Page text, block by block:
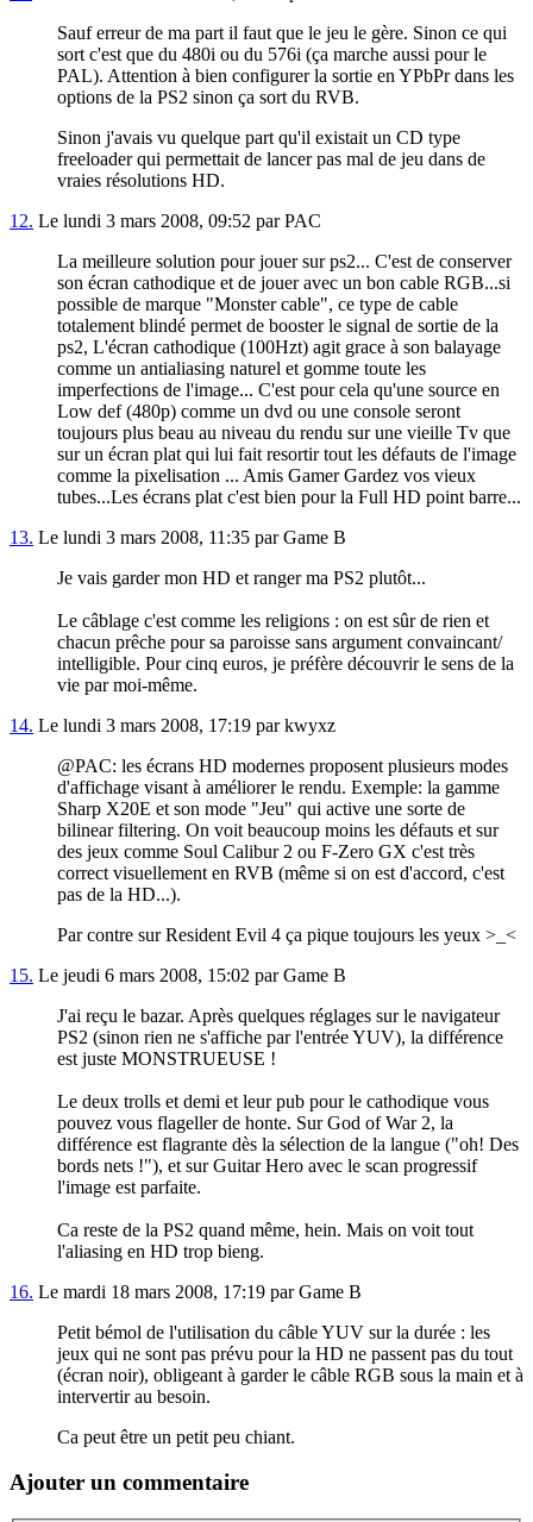
Sauf erreur de ma part il faut que le jeu le gère. Sinon ce qui
sort c'est que du 480i ou du 576i (ça marche aussi pour le
PAL). Attention à bien configurer la sortie en YPbPr dans les
options de la PS2 sinon ça sort du RVB.
Sinon j'avais vu quelque part qu'il existait un CD type
freeloader qui permettait de lancer pas mal de jeu dans de
vraies résolutions HD.
12. Le lundi 3 mars 2008, 09:52 par PAC
La meilleure solution pour jouer sur ps2... C'est de conserver
son écran cathodique et de jouer avec un bon cable RGB...si
possible de marque "Monster cable", ce type de cable
totalement blindé permet de booster le signal de sortie de la
ps2, L'écran cathodique (100Hzt) agit grace à son balayage
comme un antialiasing naturel et gomme toute les
imperfections de l'image... C'est pour cela qu'une source en
Low def (480p) comme un dvd ou une console seront
toujours plus beau au niveau du rendu sur une vieille Tv que
sur un écran plat qui lui fait resortir tout les défauts de l'image
comme la pixelisation ... Amis Gamer Gardez vos vieux
tubes...Les écrans plat c'est bien pour la Full HD point barre...
13. Le lundi 3 mars 2008, 11:35 par Game B
Je vais garder mon HD et ranger ma PS2 plutôt...
Le câblage c'est comme les religions : on est sûr de rien et
chacun prêche pour sa paroisse sans argument convaincant/
intelligible. Pour cinq euros, je préfère découvrir le sens de la
vie par moi-même.
14. Le lundi 3 mars 2008, 17:19 par kwyxz
@PAC: les écrans HD modernes proposent plusieurs modes
d'affichage visant à améliorer le rendu. Exemple: la gamme
Sharp X20E et son mode "Jeu" qui active une sorte de
bilinear filtering. On voit beaucoup moins les défauts et sur
des jeux comme Soul Calibur 2 ou F-Zero GX c'est très
correct visuellement en RVB (même si on est d'accord, c'est
pas de la HD...).
Par contre sur Resident Evil 4 ça pique toujours les yeux >_<
15. Le jeudi 6 mars 2008, 15:02 par Game B
J'ai reçu le bazar. Après quelques réglages sur le navigateur
PS2 (sinon rien ne s'affiche par l'entrée YUV), la différence
est juste MONSTRUEUSE !
Le deux trolls et demi et leur pub pour le cathodique vous
pouvez vous flageller de honte. Sur God of War 2, la
différence est flagrante dès la sélection de la langue ("oh! Des
bords nets !"), et sur Guitar Hero avec le scan progressif
l'image est parfaite.
Ca reste de la PS2 quand même, hein. Mais on voit tout
l'aliasing en HD trop bieng.
16. Le mardi 18 mars 2008, 17:19 par Game B
Petit bémol de l'utilisation du câble YUV sur la durée : les
jeux qui ne sont pas prévu pour la HD ne passent pas du tout
(écran noir), obligeant à garder le câble RGB sous la main et à
intervertir au besoin.
Ca peut être un petit peu chiant.
Ajouter un commentaire